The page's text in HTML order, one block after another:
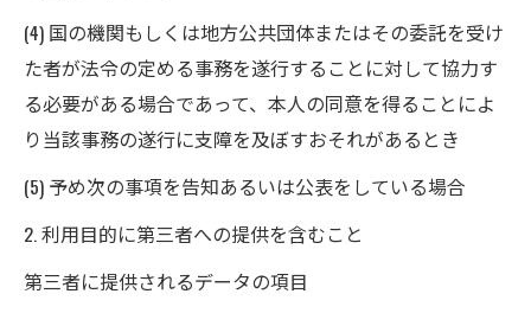
(4) 国の機関もしくは地方公共団体またはその委託を受け
た者が法令の定める事務を遂行することに対して協力す
る必要がある場合であって、本人の同意を得ることによ
り当該事務の遂行に支障を及ぼすおそれがあるとき
(5) 予め次の事項を告知あるいは公表をしている場合
2. 利用目的に第三者への提供を含むこと
第三者に提供されるデータの項目